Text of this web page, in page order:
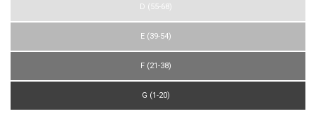
D (55-68)
E (39-54)
F (21-38)
G (1-20)